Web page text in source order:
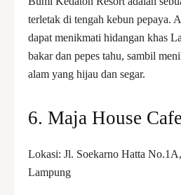
terletak di tengah kebun pepaya.
dapat menikmati hidangan khas
bakar dan pepes tahu, sambil
alam yang hijau dan segar.
6. Maja House Cafe
Lokasi: Jl. Soekarno Hatta
Lampung